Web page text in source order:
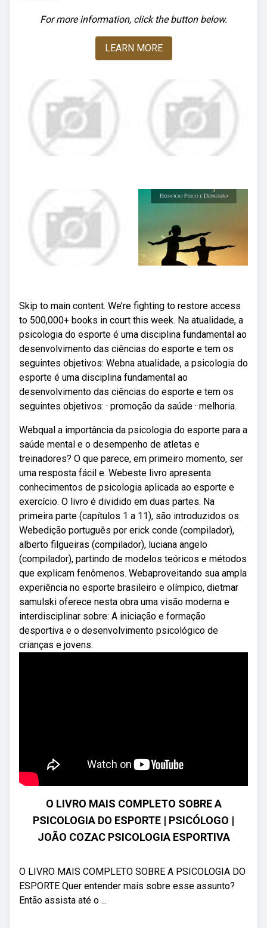
For more information, click the button below.
LEARN MORE
Skip to main content. We’re fighting to restore access
to 500,000+ books in court this week. Na atualidade, a
psicologia do esporte é uma disciplina fundamental ao
desenvolvimento das ciências do esporte e tem os
seguintes objetivos: Webna atualidade, a psicologia do
esporte é uma disciplina fundamental ao
desenvolvimento das ciências do esporte e tem os
seguintes objetivos: · promoção da saúde · melhoria.
Webqual a importância da psicologia do esporte para a
saúde mental e o desempenho de atletas e
treinadores? O que parece, em primeiro momento, ser
uma resposta fácil e. Webeste livro apresenta
conhecimentos de psicologia aplicada ao esporte e
exercício. O livro é dividido em duas partes. Na
primeira parte (capítulos 1 a 11), são introduzidos os.
Webedição português por erick conde (compilador),
alberto filgueiras (compilador), luciana angelo
(compilador), partindo de modelos teóricos e métodos
que explicam fenômenos. Webaproveitando sua ampla
experiência no esporte brasileiro e olímpico, dietmar
samulski oferece nesta obra uma visão moderna e
interdisciplinar sobre: A iniciação e formação
desportiva e o desenvolvimento psicológico de
crianças e jovens.
O LIVRO MAIS COMPLETO SOBRE A
PSICOLOGIA DO ESPORTE | PSICÓLOGO |
JOÃO COZAC PSICOLOGIA ESPORTIVA
O LIVRO MAIS COMPLETO SOBRE A PSICOLOGIA DO
ESPORTE Quer entender mais sobre esse assunto?
Então assista até o ...